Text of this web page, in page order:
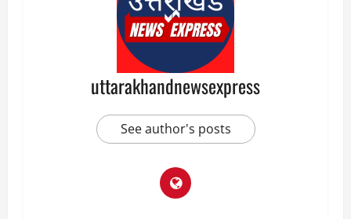
uttarakhandnewsexpress
See author's posts